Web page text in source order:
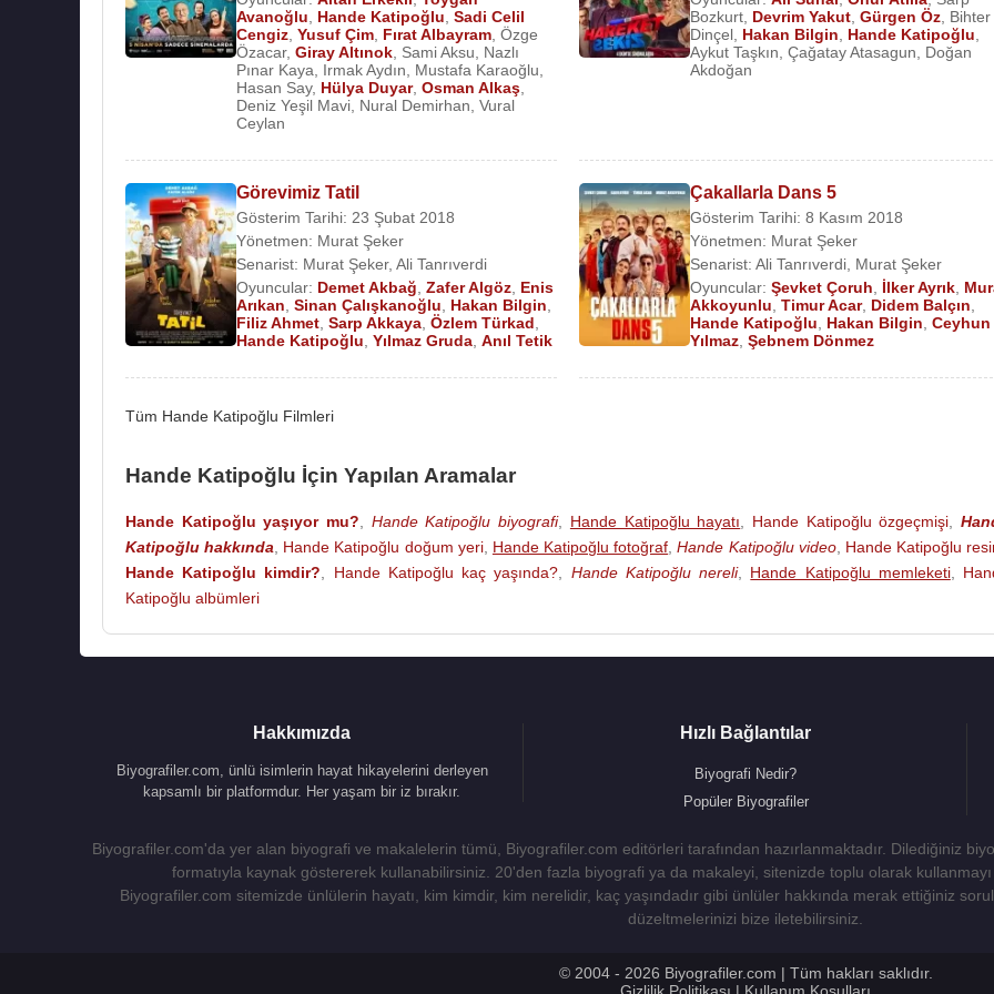
2005 - Aşk Oyunu (Yelda'nın Arkadaşı) (TV Dizisi)
1997 - Böyle mi Olacaktı (Merve 1) (TV Dizisi)
Kaynak:Biyografiler.com
Avanoğlu
Hande Katipoğlu Sadi Celil
Cengiz Yusuf Çim Fırat Albayram Özge
Özacar, Giray Altınok Sami Aksu
Nazlı
Pınar Kaya
Irmak Aydın Mustafa Karaoğlu
Hasan Say, Hülya Duyar, Osman Alkaş
Deniz Yeşil Mavi Nural Demirhan Vural
Ceylan
Bozkurt, Devrim Yakut, Gürgen Öz, Bihter
Dinçel, Hakan Bilgin Hande Katipoğlu
Aykut Taşkın Çağatay Atasagun
Doğan
Akdoğan
Görevimiz Tatil
Gösterim Tarihi: 23 Şubat 2018
Yönetmen: Murat Şeker
Senarist: Murat Şeker, Ali Tanrıverdi
Oyuncular: Demet Akbağ Zafer Algöz Enis
Arıkan Sinan Çalışkanoğlu Hakan Bilgin
Filiz Ahmet Sarp Akkaya Özlem Türkad
Hande Katipoğlu Yılmaz Gruda Anıl Tetik
Çakallarla Dans 5
Gösterim Tarihi: 8 Kasım 2018
Yönetmen: Murat Şeker
Senarist: Ali Tanrıverdi, Murat Şeker
Oyuncular: Şevket Çoruh İlker Ayrık,
Akkoyunlu Timur Acar, Didem Balçın
Hande Katipoğlu
Hakan Bilgin Ceyhun
Yılmaz, Şebnem Dönmez
Tüm Hande Katipoğlu Filmleri
Hande Katipoğlu İçin Yapılan Aramalar
Hande Katipoğlu yaşıyor mu? Hande Katipoğlu biyografi, Hande Katipoğlu hayatı Hande Katipoğlu özgeçmişi ,
Katipoğlu hakkında
Hande Katipoğlu doğum yeri, Hande Katipoğlu fotoğraf ,Hande Katipoğlu video, Hande Katipoğlu
Hande Katipoğlu kimdir?
Hande Katipoğlu kaç yaşında? Hande Katipoğlu nereli, Hande Katipoğlu memleketi,
Katipoğlu albümleri
Hakkımızda
Biyografiler.com, ünlü isimlerin hayat hikayelerini derleyen
kapsamlı bir platformdur. Her yaşam bir iz bırakır.
Hızlı Bağlantılar
Biyografi Nedir?
Popüler Biyografiler
Biyografiler.com'da yer alan biyografi ve makalelerin tümü, Biyografiler.com editörleri tarafından hazırlanmaktadır. Dilediğiniz
formatıyla kaynak göstererek kullanabilirsiniz. 20'den fazla biyografi ya da makaleyi, sitenizde toplu olarak
Biyografiler.com sitemizde ünlülerin hayatı, kim kimdir, kim nerelidir, kaç yaşındadır gibi ünlüler hakkında merak ettiğiniz
düzeltmelerinizi bize iletebilirsiniz.
© 2004 - 2026 Biyografiler.com | Tüm hakları saklıdır.